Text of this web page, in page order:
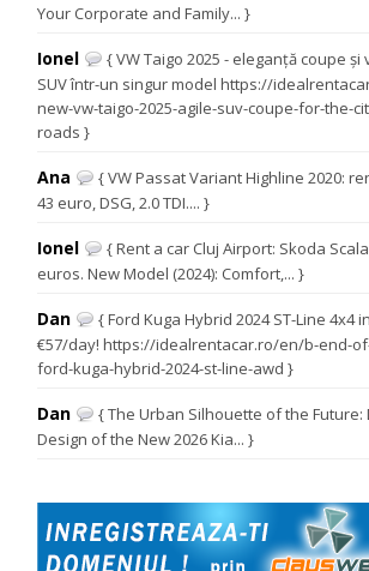
Your Corporate and Family... }
Ionel
{ VW Taigo 2025 - eleganță coupe
SUV într-un singur model https://
new-vw-taigo-2025-agile-suv-coupe-for-the-
roads }
Ana
{ VW Passat Variant Highline 2020:
43 euro, DSG, 2.0 TDI.... }
Ionel
{ Rent a car Cluj Airport: Skoda
euros. New Model (2024): Comfort,... }
Dan
{ Ford Kuga Hybrid 2024 ST-Line 4x4
€57/day! https://idealrentacar.ro/en/b-end-
ford-kuga-hybrid-2024-st-line-awd }
Dan
{ The Urban Silhouette of the Future:
Design of the New 2026 Kia... }